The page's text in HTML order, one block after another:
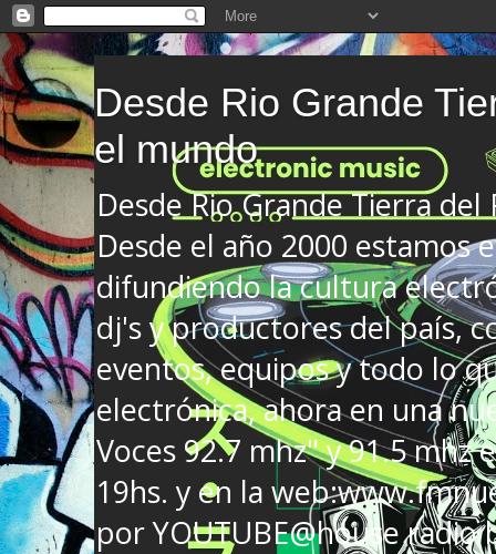
Desde Rio Grande
el mundo
Desde Rio Grande Tierra
Desde el año 2000 estamos
difundiendo la cultura
dj's y productores del país,
eventos, equipos y todo lo
electrónica, ahora en una
Voces 92.7 mhz" y 91.5 mhz
19hs. y en la
por YOUTUBE@house radio